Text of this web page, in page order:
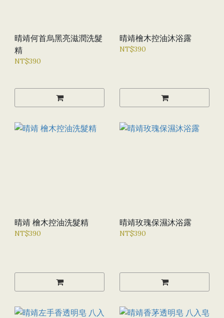
晴靖何首烏黑亮滋潤洗髮
精
NT$390
晴靖檜木控油沐浴露
NT$390
晴靖 檜木控油洗髮精
NT$390
晴靖玫瑰保濕沐浴露
NT$390